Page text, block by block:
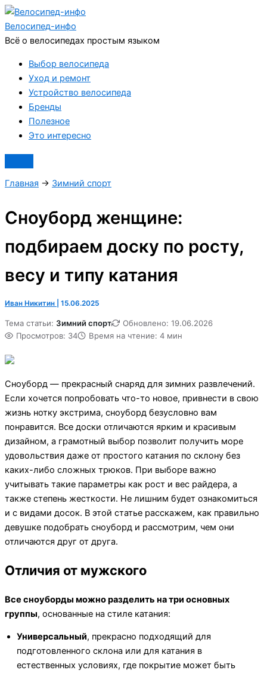
Перейти
к
содержимому
Велосипед-инфо
Всё о велосипедах простым языком
Выбор велосипеда
Уход и ремонт
Устройство велосипеда
Бренды
Полезное
Это интересно
Главная → Зимний спорт
Сноуборд женщине:
подбираем доску по росту,
весу и типу катания
Иван Никитин 15.06.2025
Тема статьи: Зимний спорт
Обновлено: 19.06.2026
Просмотров: 34
Время на чтение: 4 мин
Сноуборд — прекрасный снаряд для зимних развлечений.
Если хочется попробовать что-то новое, привнести в свою
жизнь нотку экстрима, сноуборд безусловно вам
понравится. Все доски отличаются ярким и красивым
дизайном, а грамотный выбор позволит получить море
удовольствия даже от простого катания по склону без
каких-либо сложных трюков. При выборе важно
учитывать такие параметры как рост и вес райдера, а
также степень жесткости. Не лишним будет ознакомиться
и с видами досок. В этой статье расскажем, как правильно
девушке подобрать сноуборд и рассмотрим, чем они
отличаются друг от друга.
Отличия от мужского
Все сноуборды можно разделить на три основных
группы, основанные на стиле катания:
Универсальный, прекрасно подходящий для
подготовленного склона или для катания в
естественных условиях, где покрытие может быть